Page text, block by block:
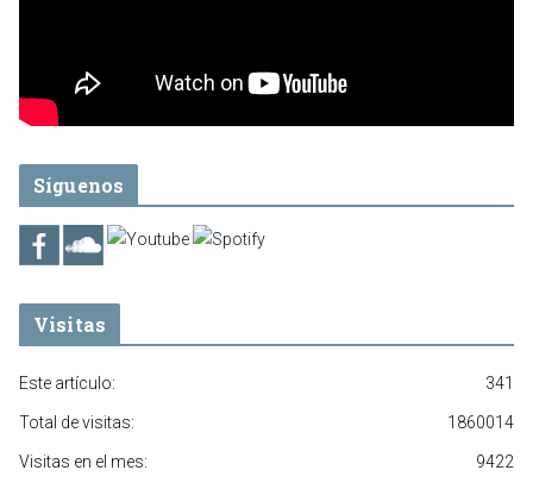
Síguenos
Visitas
341
Este artículo:
1860014
Total de visitas:
9422
Visitas en el mes: